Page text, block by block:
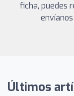
ficha, puedes
Últimos